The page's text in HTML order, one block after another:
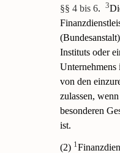
§§ 4 bis 6. 3
Instituts oder
von den
zulassen,
besonderen
ist.
(2) 1